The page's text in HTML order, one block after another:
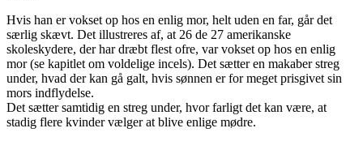
Hvis han er vokset op hos en enlig mor, helt uden en far, går det
særlig skævt. Det illustreres af, at 26 de 27 amerikanske
skoleskydere, der har dræbt flest ofre, var vokset op hos en enlig
mor (se kapitlet om voldelige incels). Det sætter en makaber streg
under, hvad der kan gå galt, hvis sønnen er for meget prisgivet sin
mors indflydelse.
Det sætter samtidig en streg under, hvor farligt det kan være, at
stadig flere kvinder vælger at blive enlige mødre.